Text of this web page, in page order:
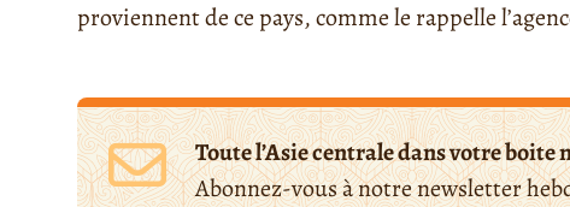
proviennent de ce pays, comme le rappelle
Toute l’Asie centrale dans votre boite
Abonnez-vous à notre newsletter